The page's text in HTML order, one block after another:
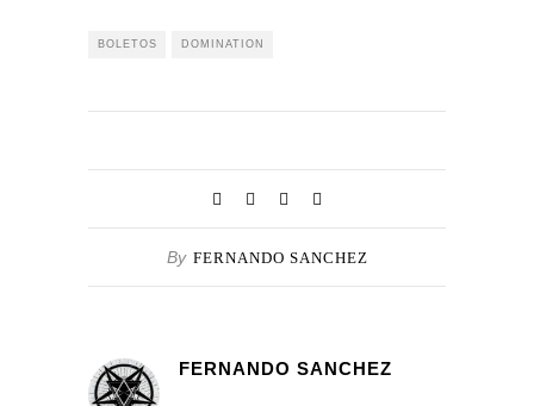
BOLETOS DOMINATION
By FERNANDO SANCHEZ
FERNANDO SANCHEZ